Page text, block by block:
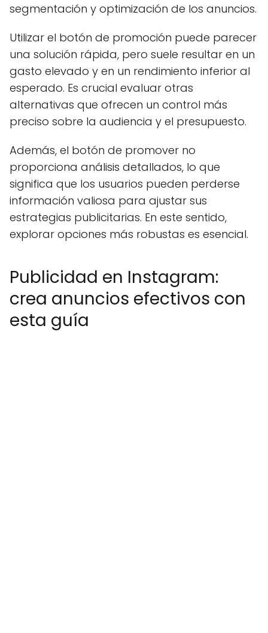
segmentación y optimización de los anuncios.
Utilizar el botón de promoción puede parecer
una solución rápida, pero suele resultar en un
gasto elevado y en un rendimiento inferior al
esperado. Es crucial evaluar otras
alternativas que ofrecen un control más
preciso sobre la audiencia y el presupuesto.
Además, el botón de promover no
proporciona análisis detallados, lo que
significa que los usuarios pueden perderse
información valiosa para ajustar sus
estrategias publicitarias. En este sentido,
explorar opciones más robustas es esencial.
Publicidad en Instagram:
crea anuncios efectivos con
esta guía